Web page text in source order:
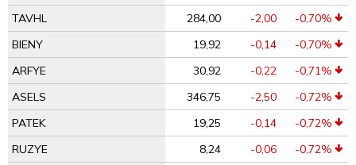
TAVHL
284,00 -2,00
-0,70%
BIENY
19,92 -0,14
-0,70%
ARFYE
30,92 -0,22
-0,71%
ASELS
346,75 -2,50
-0,72%
PATEK
19,25 -0,14
-0,72%
RUZYE
8,24 -0,06
-0,72%